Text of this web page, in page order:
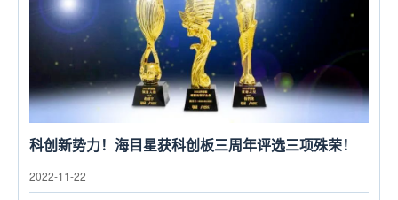
科创新势力！海目星获科创板三周年评选三项殊荣！
2022-11-22